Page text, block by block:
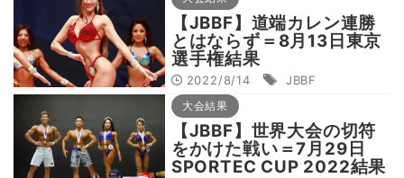
【JBBF】道端カレン連勝
とはならず＝8月13日東京
選手権結果
2022/8/14 JBBF
大会結果
【JBBF】世界大会の切符
をかけた戦い＝7月29日
SPORTEC CUP 2022結果